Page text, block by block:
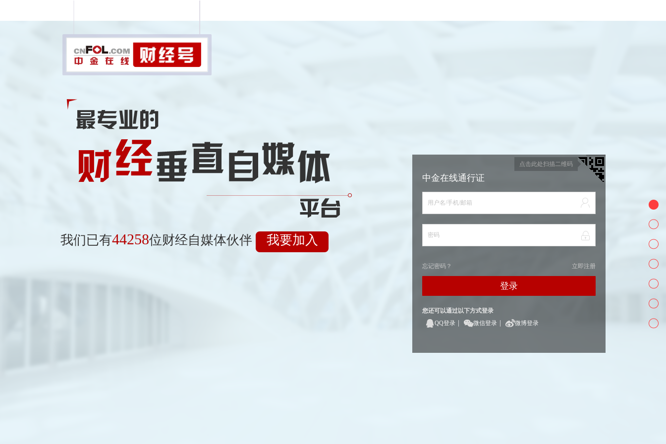
我们已有44258位财经自媒体伙伴 我要加入
点击此处扫描二维码
中金在线通行证
用户名/手机/邮箱
密码
立即注册
忘记密码？
登录
您还可以通过以下方式登录
QQ登录
微信登录 微博登录